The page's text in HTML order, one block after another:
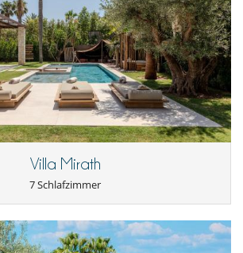
Villa Mirath
7 Schlafzimmer